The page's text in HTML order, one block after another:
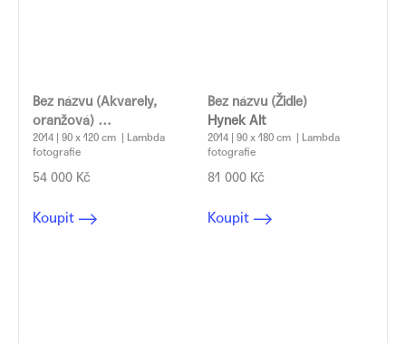
Bez názvu (Akvarely,
oranžová)
Hynek Alt
2014 | 90 x 120 cm | Lambda
fotografie
54 000 Kč
Koupit
Bez názvu (Židle)
Hynek Alt
2014 | 90 x 180 cm | Lambda
fotografie
81 000 Kč
Koupit